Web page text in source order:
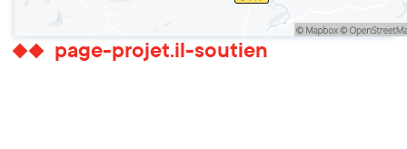
page-projet.il-soutien